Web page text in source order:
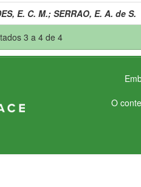
E. C. M.; SERRAO, E. A. de S.
3 a 4 de 4
O